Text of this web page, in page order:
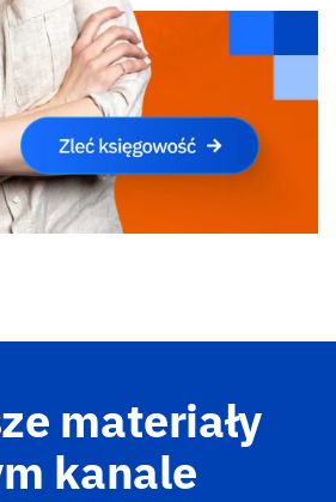
materiały
kanale